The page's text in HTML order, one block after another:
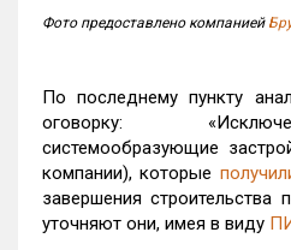
Фото предоставлено компанией
По последнему пункту
оговорку:
системообразующие
компании), которые
завершения
уточняют они, имея в виду